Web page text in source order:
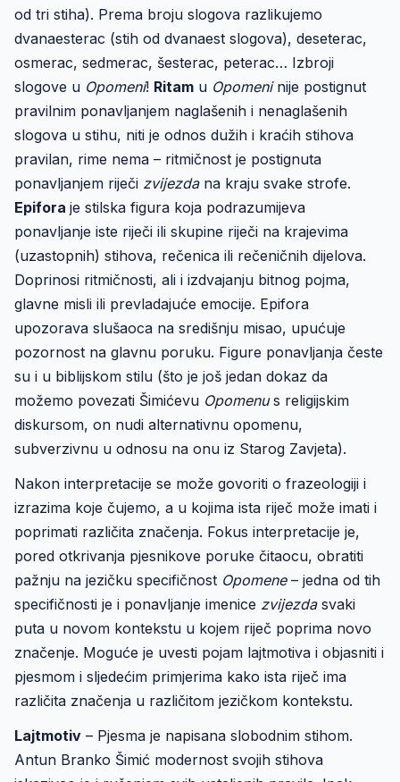
od tri stiha). Prema broju slogova razlikujemo
dvanaesterac (stih od dvanaest slogova), deseterac,
osmerac, sedmerac, šesterac, peterac… Izbroji
slogove u Opomeni! Ritam u Opomeninije postignut
pravilnim ponavljanjem naglašenih i nenaglašenih
slogova u stihu, niti je odnos dužih i kraćih stihova
pravilan, rime nema – ritmičnost je postignuta
ponavljanjem riječi zvijezda na kraju svake strofe.
Epifora je stilska figura koja podrazumijeva
ponavljanje iste riječi ili skupine riječi na krajevima
(uzastopnih) stihova, rečenica ili rečeničnih dijelova.
Doprinosi ritmičnosti, ali i izdvajanju bitnog pojma,
glavne misli ili prevladajuće emocije. Epifora
upozorava slušaoca na središnju misao, upućuje
pozornost na glavnu poruku. Figure ponavljanja česte
su i u biblijskom stilu (što je još jedan dokaz da
možemo povezati Šimićevu Opomenus religijskim
diskursom, on nudi alternativnu opomenu,
subverzivnu u odnosu na onu iz Starog Zavjeta).
Nakon interpretacije se može govoriti o frazeologiji i
izrazima koje čujemo, a u kojima ista riječ može imati i
poprimati različita značenja. Fokus interpretacije je,
pored otkrivanja pjesnikove poruke čitaocu, obratiti
pažnju na jezičku specifičnost Opomene– jedna od tih
specifičnosti je i ponavljanje imenice zvijezdasvaki
puta u novom kontekstu u kojem riječ poprima novo
značenje. Moguće je uvesti pojam lajtmotiva i objasniti i
pjesmom i sljedećim primjerima kako ista riječ ima
različita značenja u različitom jezičkom kontekstu.
Lajtmotiv – Pjesma je napisana slobodnim stihom.
Antun Branko Šimić modernost svojih stihova